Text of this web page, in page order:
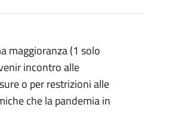
maggioranza (1 solo
incontro alle
o per restrizioni alle
che la pandemia in